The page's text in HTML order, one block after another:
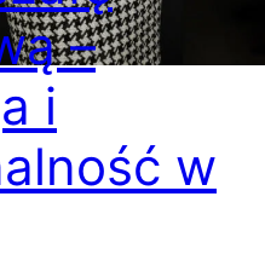
–
i
w